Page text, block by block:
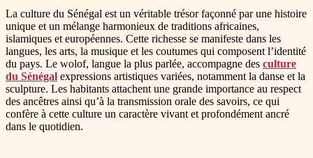
La culture du Sénégal est un véritable trésor façonné par une histoire
unique et un mélange harmonieux de traditions africaines,
islamiques et européennes. Cette richesse se manifeste dans les
langues, les arts, la musique et les coutumes qui composent l’identité
du pays. Le wolof, langue la plus parlée, accompagne des culture
du Sénégal expressions artistiques variées, notamment la danse et la
sculpture. Les habitants attachent une grande importance au respect
des ancêtres ainsi qu’à la transmission orale des savoirs, ce qui
confère à cette culture un caractère vivant et profondément ancré
dans le quotidien.